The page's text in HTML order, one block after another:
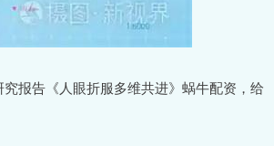
报告《人眼折服多维共进》蜗牛配资，给